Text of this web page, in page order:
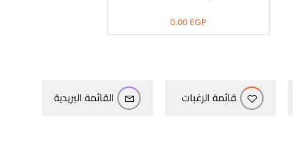
0.00 EGP
قائمة الرغبات القائمة البريدية